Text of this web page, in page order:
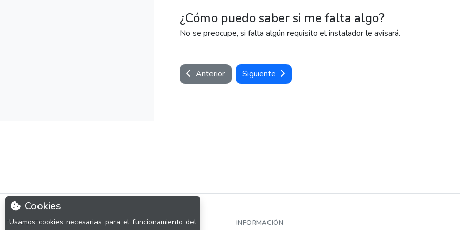
¿Cómo puedo saber si me falta algo?
No se preocupe, si falta algún requisito el instalador le avisará.
Anterior Siguiente
Cookies
Usamos cookies necesarias para el funcionamiento del
PRODUCTO INFORMACIÓN